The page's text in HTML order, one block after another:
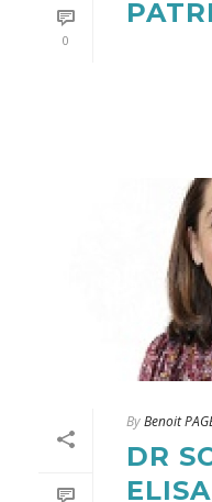
0
ByBenoit
DR